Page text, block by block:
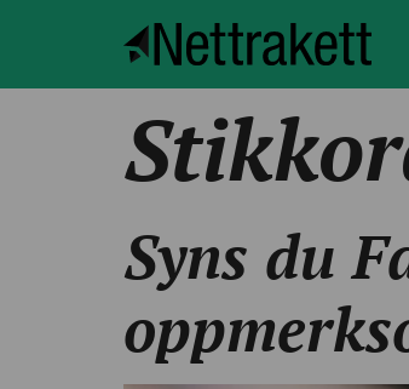
Syns du